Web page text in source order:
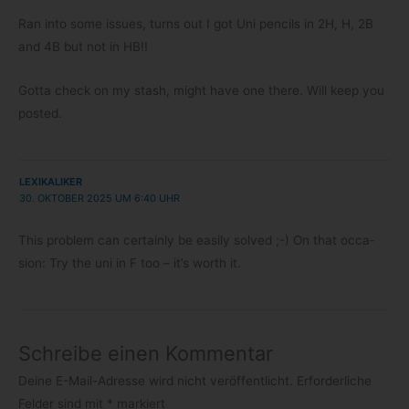
Ran into some issues, turns out I got Uni pen­cils in 2H, H, 2B
and 4B but not in HB!!
Gotta check on my stash, might have one there. Will keep you
posted.
LEXIKALIKER
30. OKTOBER 2025 UM 6:40 UHR
This pro­blem can cer­tainly be easily sol­ved ;-) On that occa­
sion: Try the uni in F too – it’s worth it.
Schreibe einen Kommentar
Deine E-Mail-Adresse wird nicht veröffentlicht.
Erforderliche
Felder sind mit
* markiert